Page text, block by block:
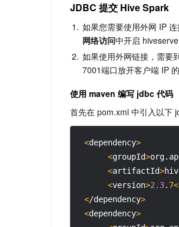
JDBC 提交 Hive Spark
1. 如果您需要使用外网 IP
网络访问中开启
2. 如果使用外网链接，需要
7001端口放开客户端 IP
使用 maven 编写 jdbc 代码
首先在 pom.xml 中引入以下
<dependency>
<groupId>
<artifactId>
<version>2.3. 7<
</dependency>
<dependency>